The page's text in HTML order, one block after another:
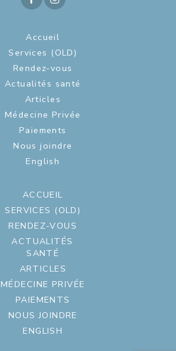
Accueil
Services (OLD)
Rendez-vous
Actualités santé
Articles
Médecine Privée
Paiements
Nous joindre
English
ACCUEIL
SERVICES (OLD)
RENDEZ-VOUS
ACTUALITÉS
SANTÉ
ARTICLES
MÉDECINE PRIVÉE
PAIEMENTS
NOUS JOINDRE
ENGLISH